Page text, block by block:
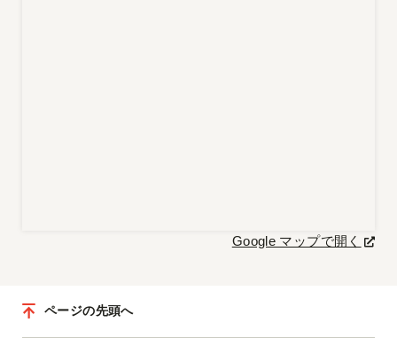
Google マップで開く
ページの先頭へ